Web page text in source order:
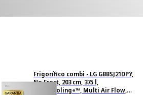
Frigorífico combi - LG GBBSJ21DPY,
No Frost, 203 cm, 375 l,
DoorCooling+™, Multi Air Flow,